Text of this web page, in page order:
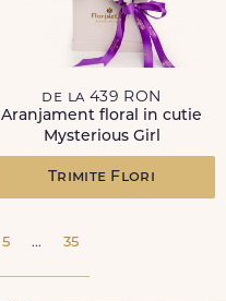
de la 439 RON
Aranjament floral in cutie
Mysterious Girl
Trimite Flori
5 ... 35